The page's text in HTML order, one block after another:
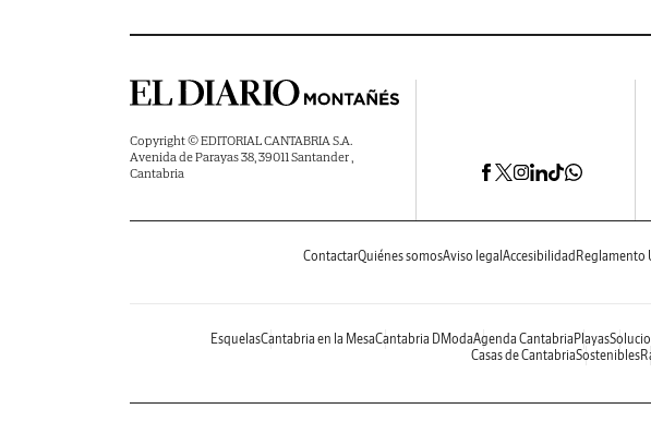
Copyright © EDITORIAL CANTABRIA S.A.
Avenida de Parayas 38, 39011 Santander ,
Cantabria
ContactarQuiénes somosAviso legal Accesibilidad Reglamento
EsquelasCantabria en la MesaCantabria DModaAgenda Cantabria Playas
Casas de CantabriaSostenibles